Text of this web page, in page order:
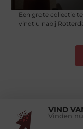
Een grote collectie
vindt u nabij
VIND
Vinden nu